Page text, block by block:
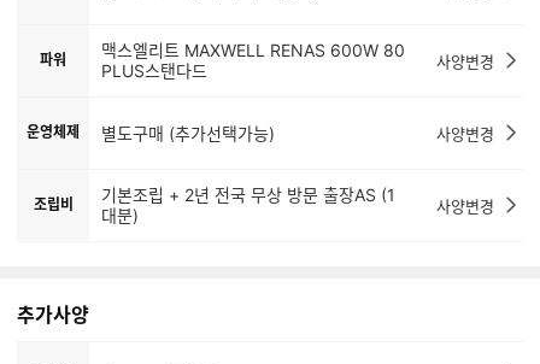
파워
맥스엘리트 MAXWELL RENAS 600W 80
PLUS스탠다드
사양변경
운영체제 별도구매 (추가선택가능) 사양변경
조립비
기본조립 + 2년 전국 무상 방문 출장AS (1
대분)
사양변경
추가사양